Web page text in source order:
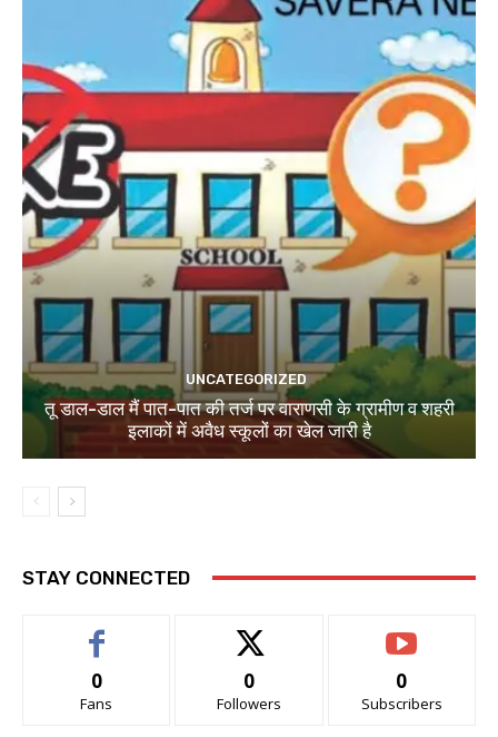
UNCATEGORIZED
तू डाल-डाल मैं पात-पात की तर्ज पर वाराणसी के ग्रामीण व शहरी
इलाकों में अवैध स्कूलों का खेल जारी है
STAY CONNECTED
0
Fans
0
Followers
0
Subscribers